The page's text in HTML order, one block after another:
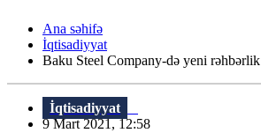
Ana səhifə
İqtisadiyyat
Baku Steel Company-də yeni rəhbərlik
İqtisadiyyat
9 Mart 2021, 12:58